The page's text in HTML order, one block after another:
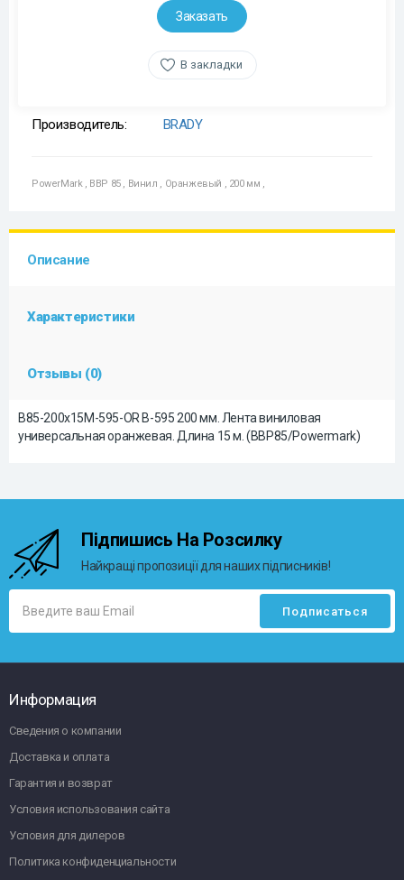
Заказать
В закладки
Производитель: BRADY
PowerMark , BBP 85 , Винил , Оранжевый , 200 мм ,
Описание
Характеристики
Отзывы (0)
B85-200x15M-595-OR B-595 200 мм. Лента виниловая
универсальная оранжевая. Длина 15 м. (BBP85/Powermark)
Підпишись На Розсилку
Найкращі пропозиції для наших підписників!
Информация
Сведения о компании
Доставка и оплата
Гарантия и возврат
Условия использования сайта
Условия для дилеров
Политика конфиденциальности